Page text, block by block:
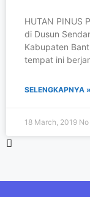
HUTAN PINUS
di Dusun
Kabupaten
tempat ini
SELENGKAPNYA »
18 March, 2019